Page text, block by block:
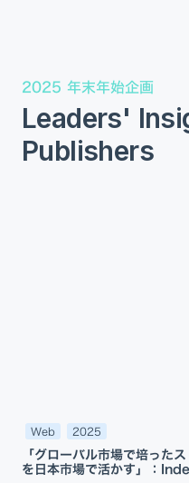
2025 年末年始企画
Leaders'
Publishers
Web 2025
「グローバル市場で培った
を日本市場で活かす」：